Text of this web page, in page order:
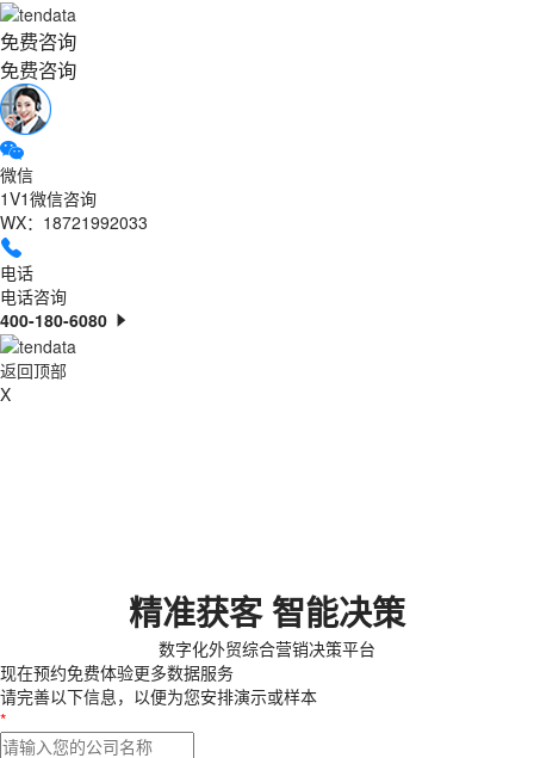
免费咨询
免费咨询
微信
1V1微信咨询
WX：18721992033
电话
电话咨询
400-180-6080
返回顶部
X
精准获客 智能决策
数字化外贸综合营销决策平台
现在预约免费体验更多数据服务
请完善以下信息，以便为您安排演示或样本
*